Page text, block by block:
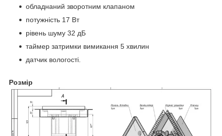
обладнаний зворотним клапаном
потужність 17 Вт
рівень шуму 32 дБ
таймер затримки вимикання 5 хвилин
датчик вологості.
Розмір